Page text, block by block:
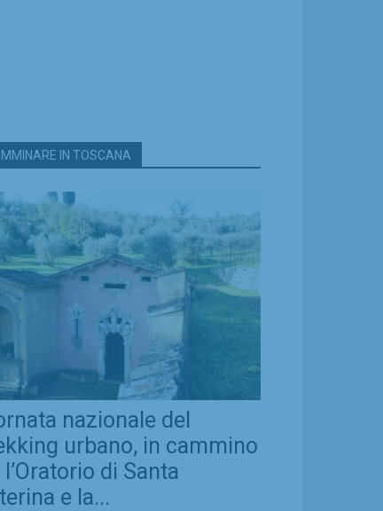
IN TOSCANA
nazionale del
urbano, in cammino
di Santa
e la...